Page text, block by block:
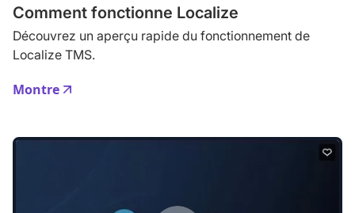
Comment fonctionne Localize
Découvrez un aperçu rapide du fonctionnement de
Localize TMS.
Montre